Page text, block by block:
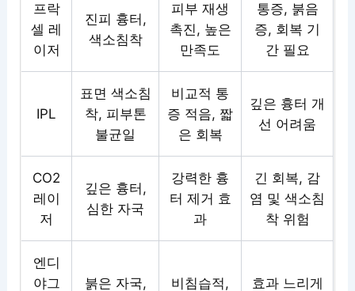
프락
셀 레
이저
진피 흉터,
색소침착
피부 재생
촉진, 높은
만족도
통증, 붉음
증, 회복 기
간 필요
IPL
표면 색소침
착, 피부톤
불균일
비교적 통
증 적음, 짧
은 회복
깊은 흉터 개
선 어려움
CO2
레이
저
깊은 흉터,
심한 자국
강력한 흉
터 제거 효
과
긴 회복, 감
염 및 색소침
착 위험
엔디
야그
붉은 자국,
비침습적,
효과 느리게